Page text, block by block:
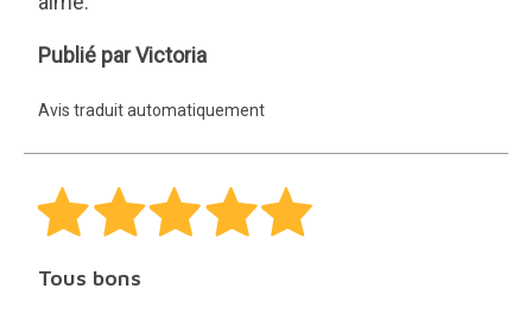
Victoria
Publié par Victoria
Avis traduit automatiquement
Tous bons